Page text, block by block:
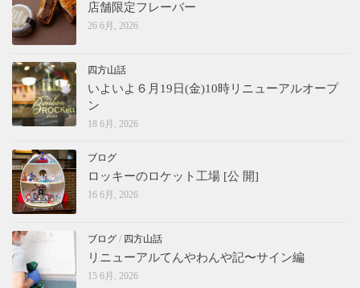
店舗限定フレーバー
26 6月, 2026
四方山話
いよいよ６月19日(金)10時リニューアルオープ
ン
18 6月, 2026
ブログ
ロッキーのロケット工場 [公 開]
16 6月, 2026
ブログ / 四方山話
リニューアルてんやわんや記〜サイン編
15 6月, 2026